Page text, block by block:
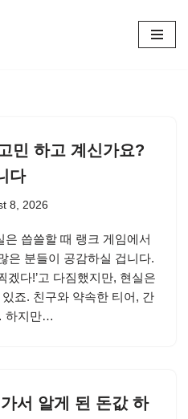
민 하고 계신가요?
다
8, 2026
씁쓸할 때 랭크 게임에서
은 분들이 공감하실 겁니다.
겠다!’고 다짐했지만, 현실은
죠. 친구와 약속한 티어, 간
하지만…
서 알게 된 돈값 하